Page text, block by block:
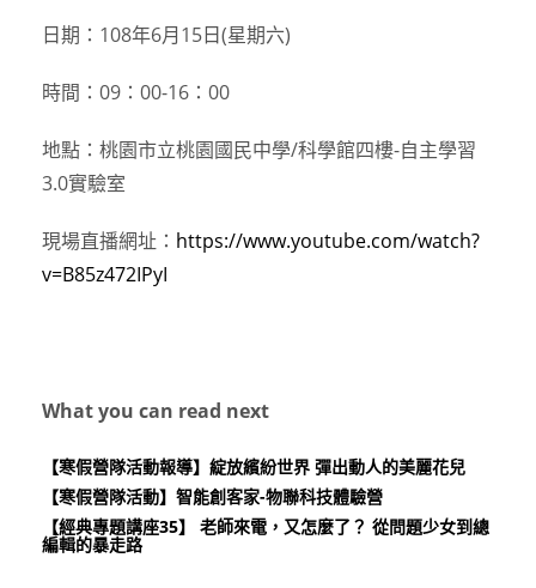
日期：108年6月15日(星期六)
時間：09：00-16：00
地點：桃園市立桃園國民中學/科學館四樓-自主學習
3.0實驗室
現場直播網址： https://www.youtube.com/watch?
v=B85z472IPyI
What you can read next
【寒假營隊活動報導】綻放繽紛世界 彈出動人的美麗花兒
【寒假營隊活動】智能創客家-物聯科技體驗營
【經典專題講座35】 老師來電，又怎麼了？ 從問題少女到總
編輯的暴走路